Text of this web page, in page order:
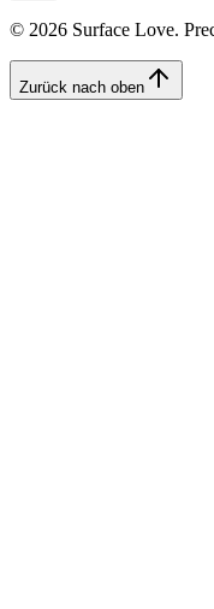
© 2026 Surface Love.
Zurück nach oben